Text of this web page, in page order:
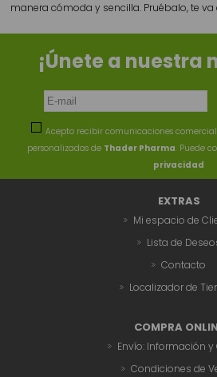
manera cómoda y sencilla. Pruébalo, te va
¡Únete a nuestra
Acepto recibir comunicaciones
personalizadas de Thader Pharma. Puede
privacidad
EXTRAS
Mi espacio de
Lista de
Contacto
Localizador de
COMPRA
Envío: Información y
Condiciones de